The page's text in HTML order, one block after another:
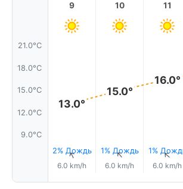
21.0°C
18.0°C
15.0°C
12.0°C
9.0°C
9
13.0°
2% Дождь
↑
6.0 km/h
10
15.0°
1% Дождь
↑
6.0 km/h
11
16.0°
1%↑
6.0 km/h